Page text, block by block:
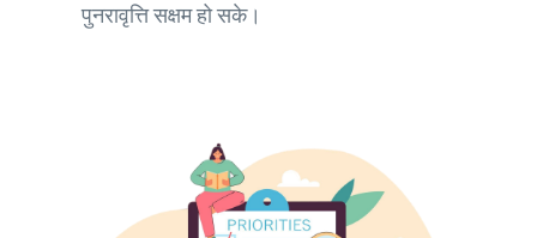
पुनरावृत्ति सक्षम हो सके।